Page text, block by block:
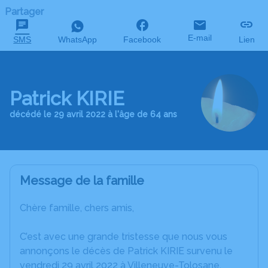
Partager
SMS WhatsApp Facebook E-mail Lien
Patrick KIRIE
décédé le 29 avril 2022 à l'âge de 64 ans
Message de la famille
Chère famille, chers amis,
C’est avec une grande tristesse que nous vous
annonçons le décès de Patrick KIRIE survenu le
vendredi 29 avril 2022 à Villeneuve-Tolosane.